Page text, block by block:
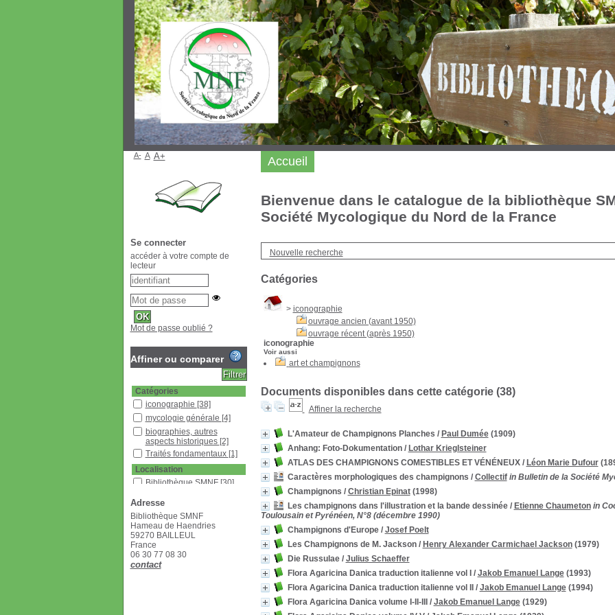
Bienvenue dans le catalogue de la bibliothèque
Société Mycologique du Nord de la France
Nouvelle recherche
Catégories
> iconographie
ouvrage ancien (avant 1950)
ouvrage récent (après 1950)
iconographie
Voir aussi
art et champignons
Documents disponibles dans cette catégorie (38)
Affiner la recherche
L'Amateur de Champignons Planches / Paul Dumée(1909)
Anhang: Foto-Dokumentation/ Lothar Krieglsteiner
ATLAS DES CHAMPIGNONS COMESTIBLES ET VÉNÉNEUX/ Léon Marie Dufour
Caractères morphologiques des champignons / Collectif in Bulletin de la Société
Champignons / Christian Epinat(1998)
Les champignons dans l'illustration et la bande dessinée/ Etienne Chaumeton in
Toulousain et Pyrénéen, N°8 (décembre 1990)
Champignons d'Europe/ Josef Poelt
Les Champignons de M. Jackson/ Henry Alexander Carmichael Jackson(1979)
Die Russulae/ Julius Schaeffer
Flora Agaricina Danica traduction italienne vol I
/ Jakob Emanuel Lange(1993)
Flora Agaricina Danica traduction italienne vol II
/ Jakob Emanuel Lange(1994)
Flora Agaricina Danica volume I-II-III
/ Jakob Emanuel Lange(1929)
Accueil
A- A A+
Se connecter
accéder à votre compte de
lecteur
Mot de passe oublié ?
Affiner ou comparer
Catégories
iconographie [38]
mycologie générale [4]
biographies, autres
aspects historiques [2]
Traités fondamentaux [1]
Localisation
Bibliothèque SMNF [30]
Section
Bulletin [1]
Documentaire
Étagère H[4]
Livres
Adresse
Bibliothèque SMNF
Hameau de Haendries
59270 BAILLEUL
France
06 30 77 08 30
contact